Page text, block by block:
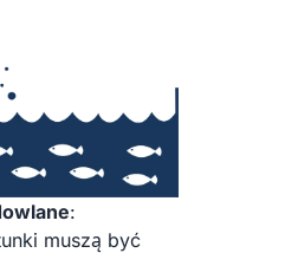
:
muszą być